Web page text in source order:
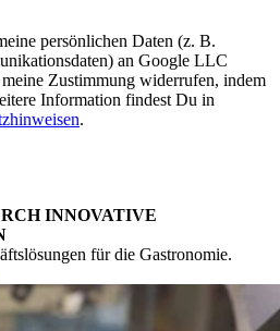
persönlichen Daten (z. B.
an Google LLC
Zustimmung widerrufen, indem
Information findest Du in
.
INNOVATIVE
für die Gastronomie.